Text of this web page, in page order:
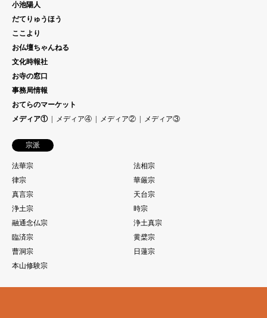
小池陽人
だてりゅうほう
ここより
お仏壇ちゃんねる
文化時報社
お寺の窓口
事務局情報
おてらのマーケット
メディア①
メディア④ メディア② メディア③
宗派
法華宗
法相宗
律宗
華厳宗
真言宗
天台宗
浄土宗
時宗
融通念仏宗
浄土真宗
臨済宗
黄檗宗
曹洞宗
日蓮宗
本山修験宗